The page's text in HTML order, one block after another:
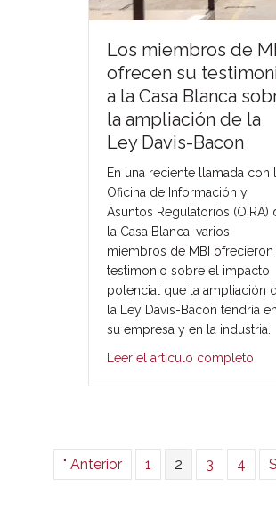
Los miembros de
ofrecen su
a la Casa Blanca
la ampliación de la
Ley Davis-Bacon
En una reciente llamada con
Oficina de Información y
Asuntos Regulatorios (OIRA)
la Casa Blanca, varios
miembros de MBI ofrecieron
testimonio sobre el impacto
potencial que la ampliación
la Ley Davis-Bacon tendría en
su empresa y en la industria.
Leer el artículo completo
" Anterior 1 2 3 4